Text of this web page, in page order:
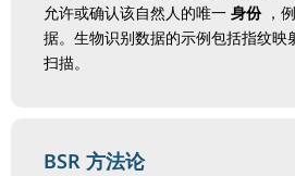
允许或确认该自然人的唯一 身份，
据。生物识别数据的示例包括指纹映
扫描。
BSR 方法论